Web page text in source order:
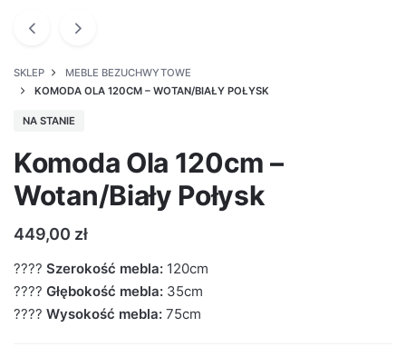
SKLEP
MEBLE BEZUCHWYTOWE
KOMODA OLA 120CM – WOTAN/BIAŁY POŁYSK
NA STANIE
Komoda Ola 120cm –
Wotan/Biały Połysk
449,00 zł
???? Szerokość mebla: 120cm
???? Głębokość mebla: 35cm
???? Wysokość mebla: 75cm